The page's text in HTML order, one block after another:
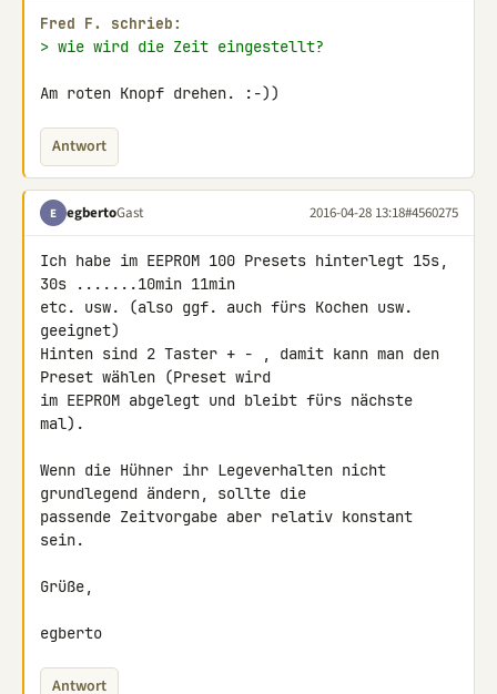
Fred F. schrieb:
> wie wird die Zeit eingestellt?
Am roten Knopf drehen. :-))
Antwort
E egbertoGast 2016-04-28 13:18#4560275
Ich habe im EEPROM 100 Presets hinterlegt 15s,
30s .......10min 11min
etc. usw. (also ggf. auch fürs Kochen usw.
geeignet)
Hinten sind 2 Taster + - , damit kann man den
Preset wählen (Preset wird
im EEPROM abgelegt und bleibt fürs nächste
mal).
Wenn die Hühner ihr Legeverhalten nicht
grundlegend ändern, sollte die
passende Zeitvorgabe aber relativ konstant
sein.
Grüße,
egberto
Antwort